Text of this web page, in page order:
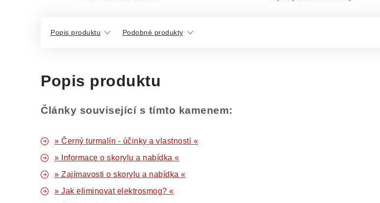
Popis produktu Podobné produkty
Popis produktu
Články související s tímto kamenem:
» Černý turmalín - účinky a vlastnosti «
» Informace o skorylu a nabídka «
» Zajímavosti o skorylu a nabídka «
» Jak eliminovat elektrosmog? «